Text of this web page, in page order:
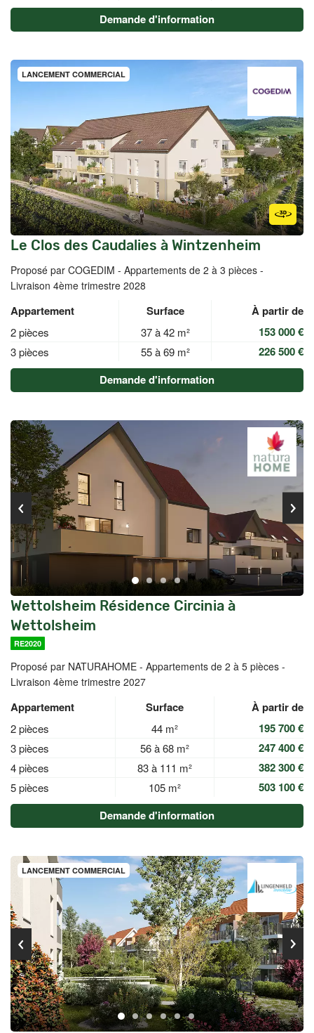
Demande d'information
LANCEMENT COMMERCIAL
Le Clos des Caudalies à Wintzenheim
Proposé par COGEDIM - Appartements de 2 à 3 pièces -
Livraison 4ème trimestre 2028
Appartement Surface À partir de
2 pièces 37 à 42 m² 153 000 €
3 pièces 55 à 69 m²
226 500 €
Demande d'information
Wettolsheim Résidence Circinia à
Wettolsheim
RE2020
Proposé par NATURAHOME - Appartements de 2 à 5 pièces -
Livraison 4ème trimestre 2027
Appartement Surface À partir de
2 pièces 44 m² 195 700 €
3 pièces 56 à 68 m² 247 400 €
4 pièces 83 à 111 m² 382 300 €
5 pièces 105 m²
503 100 €
Demande d'information
LANCEMENT COMMERCIAL